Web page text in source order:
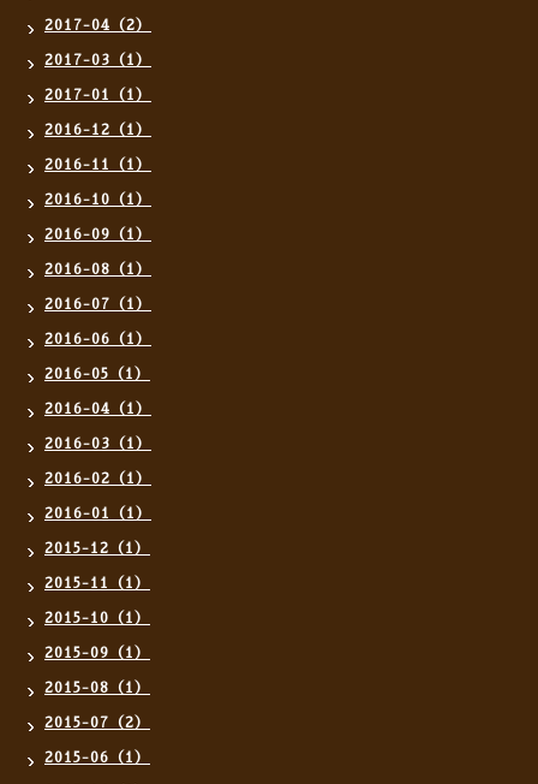
2017-04（2）
2017-03（1）
2017-01（1）
2016-12（1）
2016-11（1）
2016-10（1）
2016-09（1）
2016-08（1）
2016-07（1）
2016-06（1）
2016-05（1）
2016-04（1）
2016-03（1）
2016-02（1）
2016-01（1）
2015-12（1）
2015-11（1）
2015-10（1）
2015-09（1）
2015-08（1）
2015-07（2）
2015-06（1）